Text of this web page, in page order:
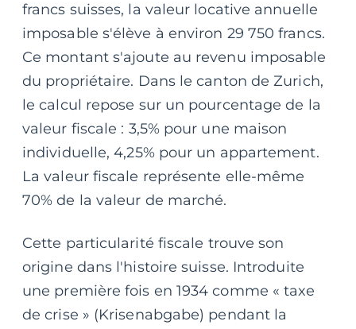
francs suisses, la valeur locative annuelle
imposable s'élève à environ 29 750 francs.
Ce montant s'ajoute au revenu imposable
du propriétaire. Dans le canton de Zurich,
le calcul repose sur un pourcentage de la
valeur fiscale : 3,5% pour une maison
individuelle, 4,25% pour un appartement.
La valeur fiscale représente elle-même
70% de la valeur de marché.
Cette particularité fiscale trouve son
origine dans l'histoire suisse. Introduite
une première fois en 1934 comme « taxe
de crise » (Krisenabgabe) pendant la